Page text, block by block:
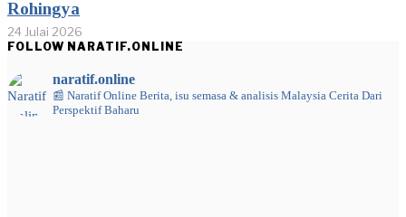
Rohingya
24 Julai 2026
FOLLOW NARATIF.ONLINE
naratif.online
📰 Naratif Online Berita, isu semasa & analisis Malaysia Cerita Dari
Perspektif Baharu